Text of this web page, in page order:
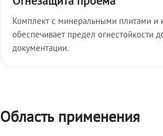
Комплект с минеральными плитами и
обеспечивает предел огнестойкости
документации.
Область применения